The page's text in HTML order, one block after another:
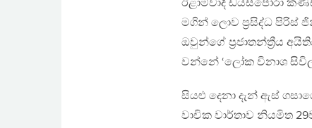
ඊළාම්වාදී ඩයස්පෝරා
මගින් ලොව ප්‍රසිද්ධ පිරිස්
ඔවුන්ගේ ප්‍රජාතන්ත්‍රීය
වන්නේ ‘ලෝක විනාශ සිවිල්
සියළු දෙනා දැන් ඇස්
වාචික වාර්තාව නියමිත